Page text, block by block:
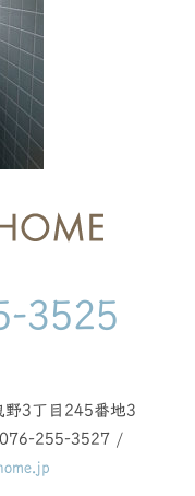
3525
3丁目245番地3
255-3527 /